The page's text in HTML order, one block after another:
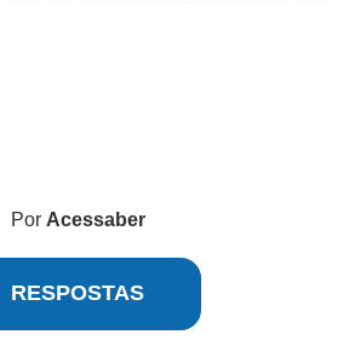
Por Acessaber
RESPOSTAS